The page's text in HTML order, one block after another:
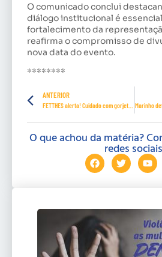
O comunicado conclui
diálogo institucional é
fortalecimento da
reafirma o compromisso de
nova data do evento.
********
ANTERIOR
O que achou da matéria?
redes